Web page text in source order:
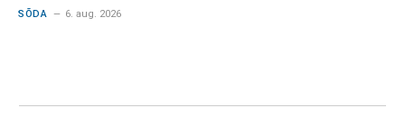
SÕDA 6. aug. 2026